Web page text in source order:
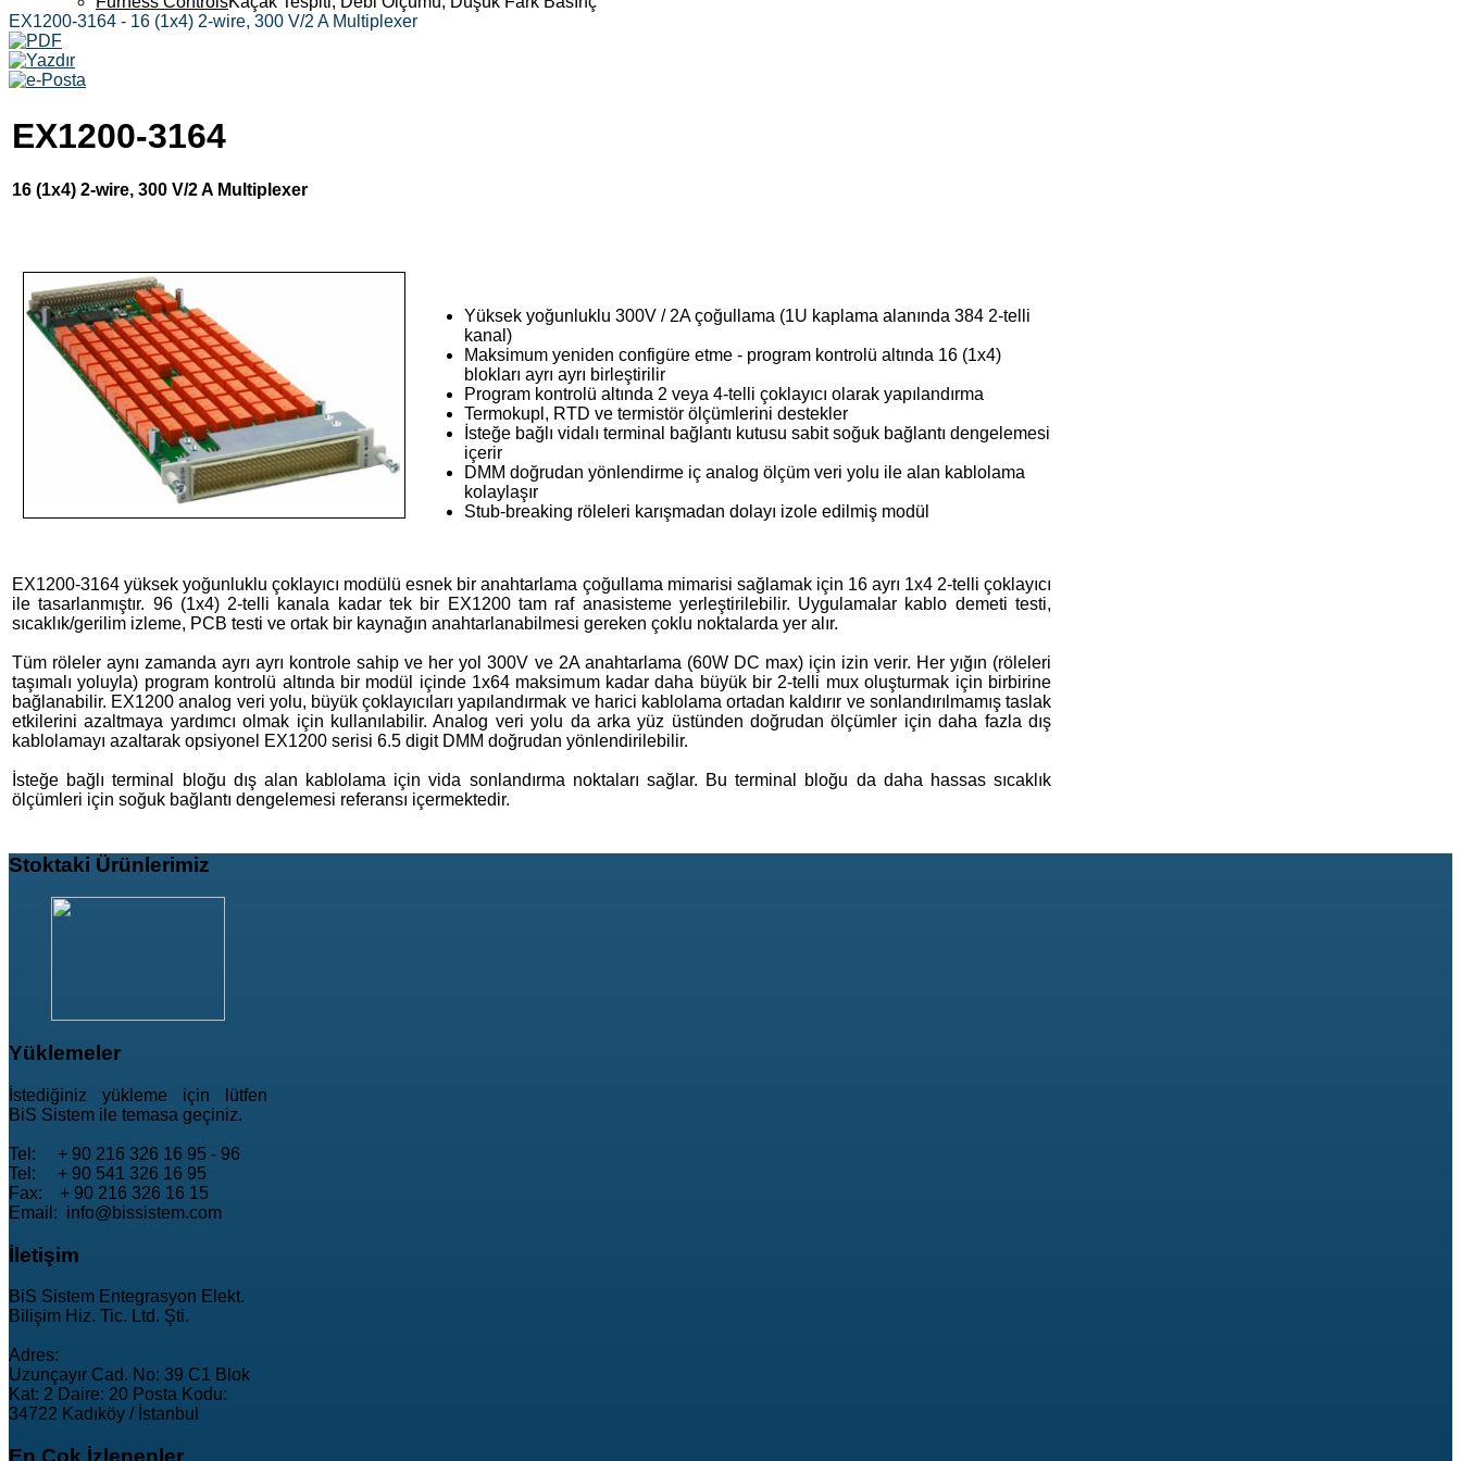
EX1200-3164 - 16 (1x4) 2-wire, 300 V/2 A Multiplexer
EX1200-3164
16 (1x4) 2-wire, 300 V/2 A Multiplexer
Yüksek yoğunluklu 300V / 2A çoğullama (1U kaplama alanında 384 2-telli
kanal)
Maksimum yeniden configüre etme - program kontrolü altında 16 (1x4)
blokları ayrı ayrı birleştirilir
Program kontrolü altında 2 veya 4-telli çoklayıcı olarak yapılandırma
Termokupl, RTD ve termistör ölçümlerini destekler
İsteğe bağlı vidalı terminal bağlantı kutusu sabit soğuk bağlantı dengelemesi
içerir
DMM doğrudan yönlendirme iç analog ölçüm veri yolu ile alan kablolama
kolaylaşır
Stub-breaking röleleri karışmadan dolayı izole edilmiş modül
EX1200-3164 yüksek yoğunluklu çoklayıcı modülü esnek bir anahtarlama çoğullama mimarisi sağlamak için 16 ayrı 1x4 2-telli çoklayıcı
ile tasarlanmıştır. 96 (1x4) 2-telli kanala kadar tek bir EX1200 tam raf anasisteme yerleştirilebilir. Uygulamalar kablo demeti testi,
sıcaklık/gerilim izleme, PCB testi ve ortak bir kaynağın anahtarlanabilmesi gereken çoklu noktalarda yer alır.
Tüm röleler aynı zamanda ayrı ayrı kontrole sahip ve her yol 300V ve 2A anahtarlama (60W DC max) için izin verir. Her yığın (röleleri
taşımalı yoluyla) program kontrolü altında bir modül içinde 1x64 maksimum kadar daha büyük bir 2-telli mux oluşturmak için birbirine
bağlanabilir. EX1200 analog veri yolu, büyük çoklayıcıları yapılandırmak ve harici kablolama ortadan kaldırır ve sonlandırılmamış taslak
etkilerini azaltmaya yardımcı olmak için kullanılabilir. Analog veri yolu da arka yüz üstünden doğrudan ölçümler için daha fazla dış
kablolamayı azaltarak opsiyonel EX1200 serisi 6.5 digit DMM doğrudan yönlendirilebilir.
İsteğe bağlı terminal bloğu dış alan kablolama için vida sonlandırma noktaları sağlar. Bu terminal bloğu da daha hassas sıcaklık
ölçümleri için soğuk bağlantı dengelemesi referansı içermektedir.
Stoktaki Ürünlerimiz
Yüklemeler
İstediğiniz yükleme için lütfen
BiS Sistem ile temasa geçiniz.
Tel: + 90 216 326 16 95 - 96
Tel: + 90 541 326 16 95
Fax: + 90 216 326 16 15
Email: info@bissistem.com
İletişim
BiS Sistem Entegrasyon Elekt.
Bilişim Hiz. Tic. Ltd. Şti.
Adres:
Uzunçayır Cad. No: 39 C1 Blok
Kat: 2 Daire: 20 Posta Kodu:
34722 Kadıköy / İstanbul
En Çok İzlenenler